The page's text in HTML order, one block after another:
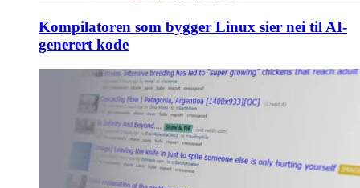
Kompilatoren som bygger Linux sier nei til AI-
generert kode